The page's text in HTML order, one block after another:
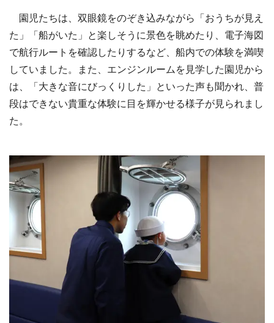
園児たちは、双眼鏡をのぞき込みながら「おうちが見え
た」「船がいた」と楽しそうに景色を眺めたり、電子海図
で航行ルートを確認したりするなど、船内での体験を満喫
していました。また、エンジンルームを見学した園児から
は、「大きな音にびっくりした」といった声も聞かれ、普
段はできない貴重な体験に目を輝かせる様子が見られまし
た。